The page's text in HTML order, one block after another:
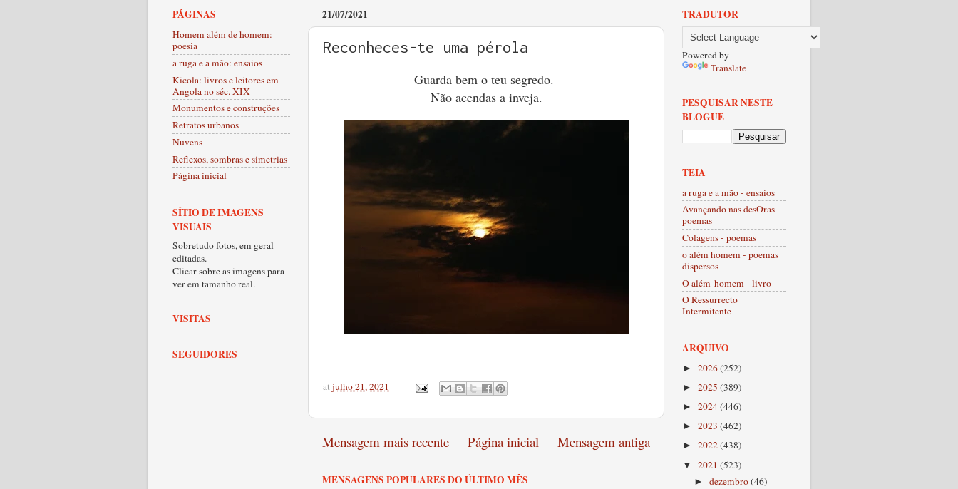
21/07/2021
Reconheces-te uma pérola
Guarda bem o teu segredo.
Não acendas a inveja.
atjulho 21, 2021
Mensagem mais recente Mensagem antiga
Página inicial
MENSAGENS POPULARES DO ÚLTIMO MÊS
PÁGINAS
Homem além de homem:
poesia
a ruga e a mão: ensaios
Kicola: livros e leitores em
Angola no séc. XIX
Monumentos e construções
Retratos urbanos
Nuvens
Reflexos, sombras e simetrias
Página inicial
SÍTIO DE IMAGENS
VISUAIS
Sobretudo fotos, em geral
editadas.
Clicar sobre as imagens para
ver em tamanho real.
VISITAS
SEGUIDORES
TRADUTOR
Powered by
Translate
PESQUISAR NESTE
BLOGUE
TEIA
a ruga e a mão - ensaios
Avançando nas desOras -
poemas
Colagens - poemas
o além homem - poemas
dispersos
O além-homem - livro
O Ressurrecto
Intermitente
ARQUIVO
► 2026(252)
► 2025 (389)
► 2024(446)
► 2023 (462)
► 2022(438)
▼ 2021 (523)
►dezembro(46)